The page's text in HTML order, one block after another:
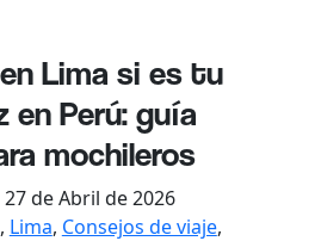
Lima si es tu
en Perú: guía
mochileros
27 de Abril de 2026
, Lima, Consejos de viaje,